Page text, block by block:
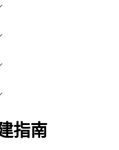
指南